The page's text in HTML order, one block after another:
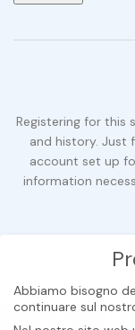
Registering for this
and history. Just
account set up
information
Abbiamo bisogno
continuare sul